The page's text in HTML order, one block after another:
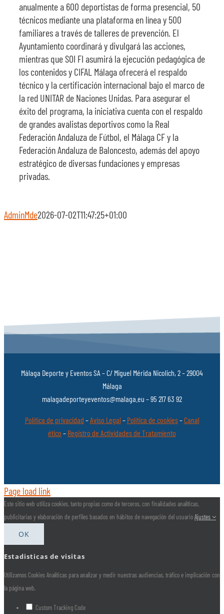
anualmente a 600 deportistas de forma presencial, 50
técnicos mediante una plataforma en línea y 500
familiares a través de talleres de prevención. El
Ayuntamiento coordinará y divulgará las acciones,
mientras que SOI FI asumirá la ejecución pedagógica de
los contenidos y CIFAL Málaga ofrecerá el respaldo
técnico y la certificación internacional bajo el marco de
la red UNITAR de Naciones Unidas. Para asegurar el
éxito del programa, la iniciativa cuenta con el respaldo
de grandes avalistas deportivos como la Real
Federación Andaluza de Fútbol, el Málaga CF y la
Federación Andaluza de Baloncesto, además del apoyo
estratégico de diversas fundaciones y empresas
privadas.
AdminMde2026-07-02T11:47:25+01:00
Málaga Deporte y Eventos SA – C/ Miguel Mérida Nicolich, 2 – 29004
Málaga
malagadeporteyeventos@malaga.eu – 95 217 63 92
Política de privacidad –Aviso Legal – Política de cookies–Canal
ético – Registro de Actividades de Tratamiento
Page load link
Este sitio web utiliza cookies, tanto propias como de terceros, con finalidades analíticas,
publicitarias y elaboración de perfiles basados en hábitos de navegación del usuarioAjustes
OK
Estadisticas de visitas
Utilizamos Cookies Analíticas para analizar y medir nuestras audiencias, tráfico e implicación con
la página web.
Custom Tracking Code